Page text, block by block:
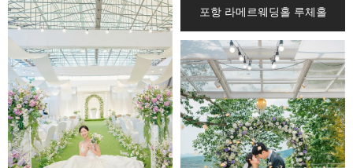
포항 라메르웨딩홀 루체홀